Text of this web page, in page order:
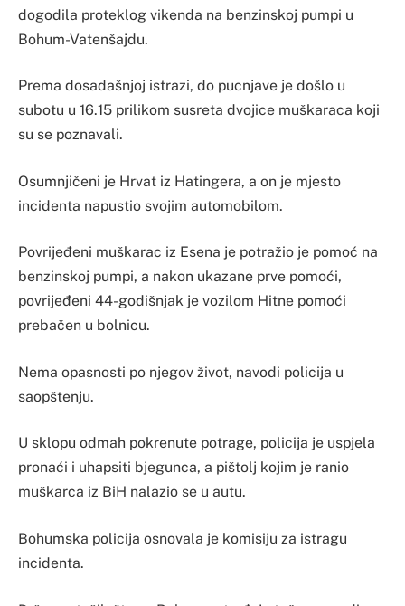
dogodila proteklog vikenda na benzinskoj pumpi u
Bohum-Vatenšajdu.
Prema dosadašnjoj istrazi, do pucnjave je došlo u
subotu u 16.15 prilikom susreta dvojice muškaraca koji
su se poznavali.
Osumnjičeni je Hrvat iz Hatingera, a on je mjesto
incidenta napustio svojim automobilom.
Povrijeđeni muškarac iz Esena je potražio je pomoć na
benzinskoj pumpi, a nakon ukazane prve pomoći,
povrijeđeni 44-godišnjak je vozilom Hitne pomoći
prebačen u bolnicu.
Nema opasnosti po njegov život, navodi policija u
saopštenju.
U sklopu odmah pokrenute potrage, policija je uspjela
pronaći i uhapsiti bjegunca, a pištolj kojim je ranio
muškarca iz BiH nalazio se u autu.
Bohumska policija osnovala je komisiju za istragu
incidenta.